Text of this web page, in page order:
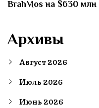
BrahMos на $630 млн
Архивы
Август 2026
Июль 2026
Июнь 2026